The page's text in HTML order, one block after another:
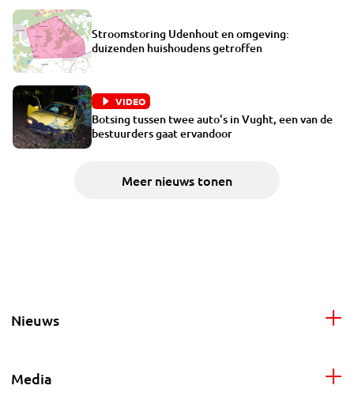
Stroomstoring Udenhout en omgeving:
duizenden huishoudens getroffen
VIDEO
Botsing tussen twee auto's in Vught, een van de
bestuurders gaat ervandoor
Meer nieuws tonen
Nieuws
Media